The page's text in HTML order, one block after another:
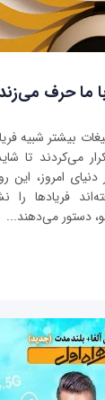
ما حرف
بیشتر شبیه
می‌کردند تا
دنیای امروز،
فریادها را
دستور می‌دهند...